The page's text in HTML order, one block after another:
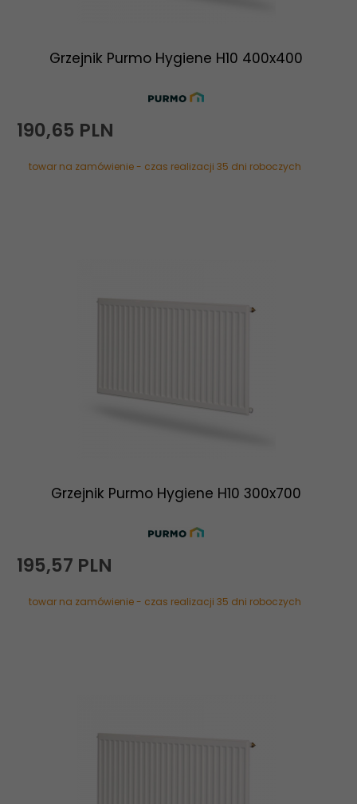
Grzejnik Purmo Hygiene H10 400x400
190,65 PLN
towar na zamówienie - czas realizacji 35 dni roboczych
Grzejnik Purmo Hygiene H10 300x700
195,57 PLN
towar na zamówienie - czas realizacji 35 dni roboczych